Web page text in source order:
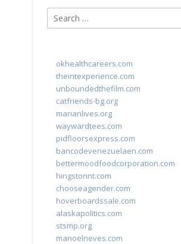
Search
for:
okhealthcareers.com
theintexperience.com
unboundedthefilm.com
catfriends-bg.org
marianlives.org
waywardtees.com
pidfloorsexpress.com
bancodevenezuelaen.com
bettermoodfoodcorporation.com
hingstonnt.com
chooseagender.com
hoverboardssale.com
alaskapolitics.com
stsmp.org
manoelneves.com